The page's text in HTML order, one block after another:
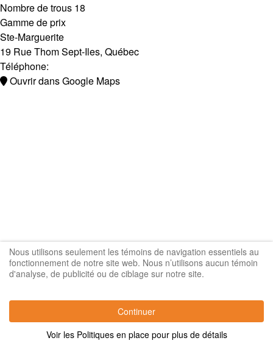
Nombre de trous 18
Gamme de prix
Ste-Marguerite
19 Rue ThomSept-Iles, Québec
Téléphone:
Ouvrir dans Google Maps
Nous utilisons seulement les témoins de navigation essentiels au
fonctionnement de notre site web. Nous n’utilisons aucun témoin
d'analyse, de publicité ou de ciblage sur notre site.
Continuer
Voir les Politiques en place pour plus de détails